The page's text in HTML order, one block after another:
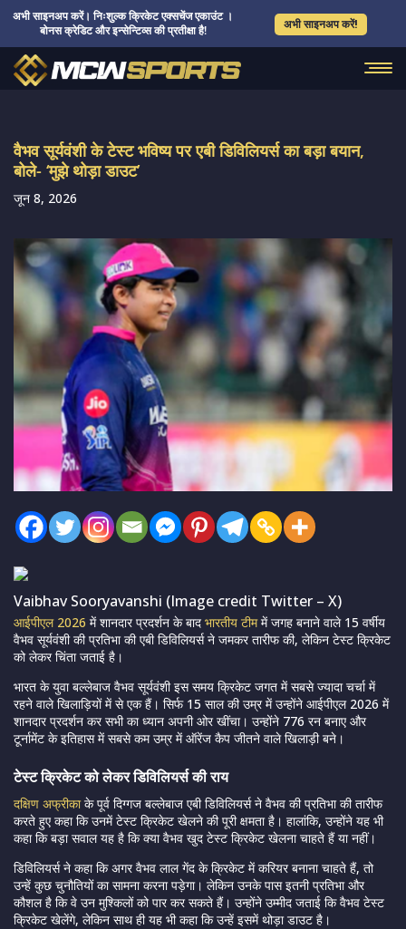
अभी साइनअप करें। निःशुल्क क्रिकेट एक्सचेंज एकाउंट ।
बोनस क्रेडिट और इन्सेन्टिव्स की प्रतीक्षा है!
अभी साइनअप करें!
वैभव सूर्यवंशी के टेस्ट भविष्य पर एबी डिविलियर्स का बड़ा बयान,
बोले- ‘मुझे थोड़ा डाउट’
जून 8, 2026
Vaibhav Sooryavanshi (Image credit Twitter – X)
आईपीएल 2026 में शानदार प्रदर्शन के बाद भारतीय टीममें जगह बनाने वाले 15 वर्षीय
वैभव सूर्यवंशी की प्रतिभा की एबी डिविलियर्स ने जमकर तारीफ की, लेकिन टेस्ट क्रिकेट
को लेकर चिंता जताई है।
भारत के युवा बल्लेबाज वैभव सूर्यवंशी इस समय क्रिकेट जगत में सबसे ज्यादा चर्चा में
रहने वाले खिलाड़ियों में से एक हैं। सिर्फ 15 साल की उम्र में उन्होंने आईपीएल 2026 में
शानदार प्रदर्शन कर सभी का ध्यान अपनी ओर खींचा। उन्होंने 776 रन बनाए और
टूर्नामेंट के इतिहास में सबसे कम उम्र में ऑरेंज कैप जीतने वाले खिलाड़ी बने।
टेस्ट क्रिकेट को लेकर डिविलियर्स की राय
दक्षिण अफ्रीकाके पूर्व दिग्गज बल्लेबाज एबी डिविलियर्स ने वैभव की प्रतिभा की तारीफ
करते हुए कहा कि उनमें टेस्ट क्रिकेट खेलने की पूरी क्षमता है। हालांकि, उन्होंने यह भी
कहा कि बड़ा सवाल यह है कि क्या वैभव खुद टेस्ट क्रिकेट खेलना चाहते हैं या नहीं।
डिविलियर्स ने कहा कि अगर वैभव लाल गेंद के क्रिकेट में करियर बनाना चाहते हैं, तो
उन्हें कुछ चुनौतियों का सामना करना पड़ेगा। लेकिन उनके पास इतनी प्रतिभा और
कौशल है कि वे उन मुश्किलों को पार कर सकते हैं। उन्होंने उम्मीद जताई कि वैभव टेस्ट
क्रिकेट खेलेंगे, लेकिन साथ ही यह भी कहा कि उन्हें इसमें थोड़ा डाउट है।